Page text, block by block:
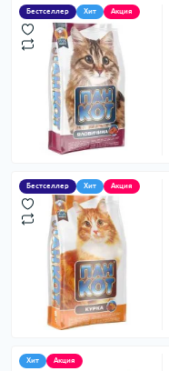
Бестселлер Хит Акция
Бестселлер Хит Акция
Хит Акция